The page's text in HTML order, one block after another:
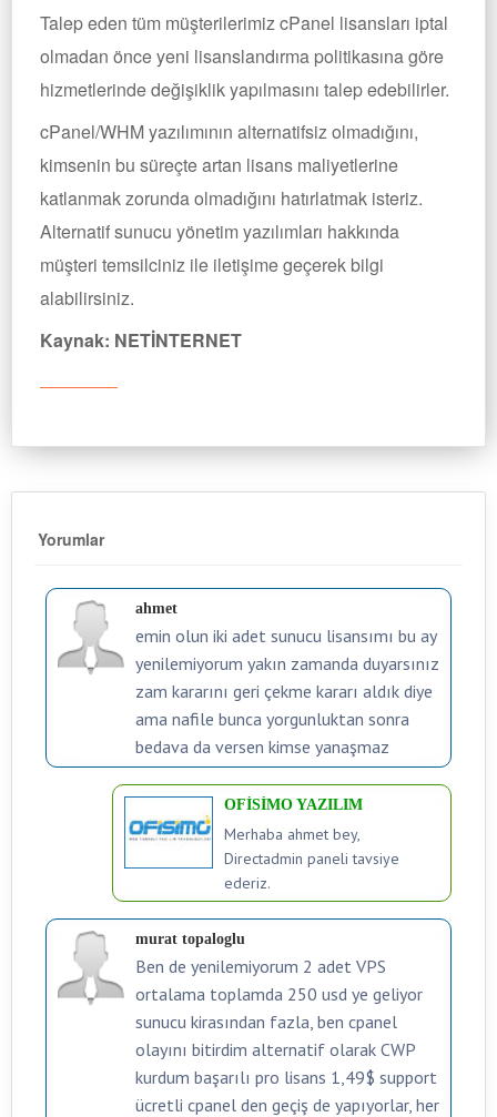
Talep eden tüm müşterilerimiz cPanel lisansları iptal
olmadan önce yeni lisanslandırma politikasına göre
hizmetlerinde değişiklik yapılmasını talep edebilirler.
cPanel/WHM yazılımının alternatifsiz olmadığını,
kimsenin bu süreçte artan lisans maliyetlerine
katlanmak zorunda olmadığını hatırlatmak isteriz.
Alternatif sunucu yönetim yazılımları hakkında
müşteri temsilciniz ile iletişime geçerek bilgi
alabilirsiniz.
Kaynak: NETİNTERNET
Yorumlar
ahmet
emin olun iki adet sunucu lisansımı bu ay
yenilemiyorum yakın zamanda duyarsınız
zam kararını geri çekme kararı aldık diye
ama nafile bunca yorgunluktan sonra
bedava da versen kimse yanaşmaz
OFİSİMO YAZILIM
Merhaba ahmet bey,
Directadmin paneli tavsiye
ederiz.
murat topaloglu
Ben de yenilemiyorum 2 adet VPS
ortalama toplamda 250 usd ye geliyor
sunucu kirasından fazla, ben cpanel
olayını bitirdim alternatif olarak CWP
kurdum başarılı pro lisans 1,49$ support
ücretli cpanel den geçiş de yapıyorlar, her